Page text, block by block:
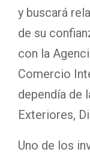
y buscará
de su
con la
Comercio
dependía de
Exteriores,
Uno de los